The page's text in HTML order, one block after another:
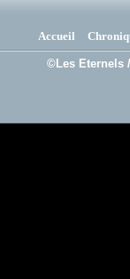
Accueil
©Les Eternels